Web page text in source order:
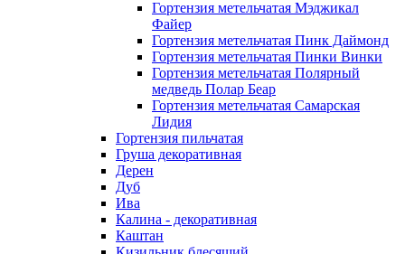
Гортензия метельчатая Мэджикал
Файер
Гортензия метельчатая Пинк Даймонд
Гортензия метельчатая Пинки Винки
Гортензия метельчатая Полярный
медведь Полар Беар
Гортензия метельчатая Самарская
Лидия
Гортензия пильчатая
Груша декоративная
Дерен
Дуб
Ива
Калина - декоративная
Каштан